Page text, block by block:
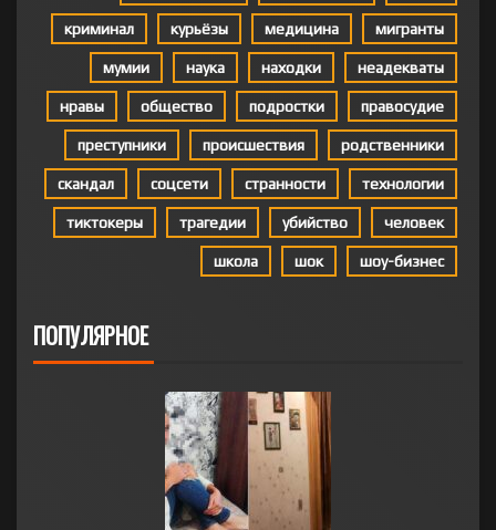
криминал курьёзы медицина мигранты
мумии наука находки неадекваты
нравы общество подростки правосудие
преступники происшествия родственники
скандал соцсети странности технологии
тиктокеры трагедии убийство человек
школа шок шоу-бизнес
ПОПУЛЯРНОЕ